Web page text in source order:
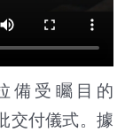
受矚目的
交付儀式。據